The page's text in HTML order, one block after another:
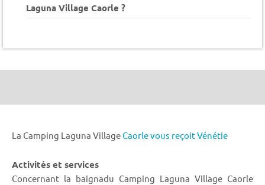
Laguna Village Caorle ?
La Camping Laguna VillageCaorle vous reçoit Vénétie
Activités et services
Concernant la baignadu Camping Laguna Village Caorle